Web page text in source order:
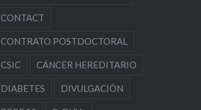
CONTACT
CONTRATO POSTDOCTORAL
CSIC CÁNCER HEREDITARIO
DIABETES DIVULGACIÓN